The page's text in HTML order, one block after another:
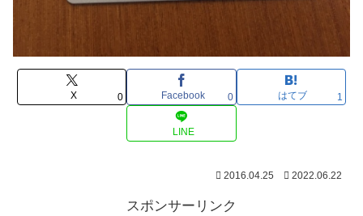
X 0 Facebook 0 はてブ 1
LINE
2016.04.25 2022.06.22
スポンサーリンク